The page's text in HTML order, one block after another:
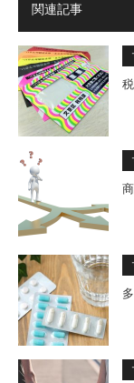
関連記事